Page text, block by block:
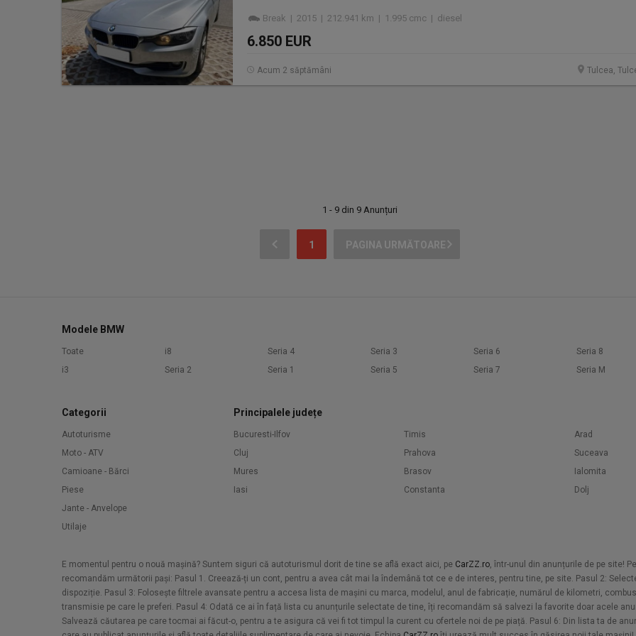
Break | 2015 | 212.941 km | 1.995 cmc | diesel
6.850 EUR
Tulcea,
Acum 2 săptămâni
1 - 9 din 9 Anunțuri
1 PAGINA URMĂTOARE
Modele BMW
Toate
i3
i8
Seria 2
Seria 4
Seria 1
Seria 3
Seria 5
Seria 6
Seria 7
Seria 8
Seria M
Categorii
Autoturisme
Moto - ATV
Camioane - Bărci
Piese
Jante - Anvelope
Utilaje
Principalele județe
Bucuresti-Ilfov
Cluj
Mures
Iasi
Timis
Prahova
Brasov
Constanta
Arad
Suceava
Ialomita
Dolj
E momentul pentru o nouă mașină? Suntem siguri că autoturismul dorit de tine se află exact aici, pe CarZZ.ro, într-unul din anunțurile de pe site!
recomandăm următorii pași: Pasul 1. Creează-ți un cont, pentru a avea cât mai la îndemână tot ce e de interes, pentru tine, pe site. Pasul 2:
dispoziție. Pasul 3: Folosește filtrele avansate pentru a accesa lista de mașini cu marca, modelul, anul de fabricație, numărul de kilometri,
transmisie pe care le preferi. Pasul 4: Odată ce ai în față lista cu anunțurile selectate de tine, îți recomandăm să salvezi la favorite doar acele
Salvează căutarea pe care tocmai ai făcut-o, pentru a te asigura că vei fi tot timpul la curent cu ofertele noi de pe piață. Pasul 6: Din lista ta de